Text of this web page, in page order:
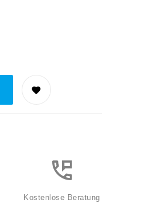
Kostenlose Beratung